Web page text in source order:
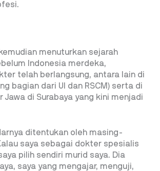
menuturkan sejarah
Indonesia merdeka,
telah berlangsung, antara lain di
bagian dari UI dan RSCM) serta di
Jawa di Surabaya yang kini menjadi
ditentukan oleh masing-
saya sebagai dokter spesialis
pilih sendiri murid saya. Dia
saya yang mengajar, menguji,